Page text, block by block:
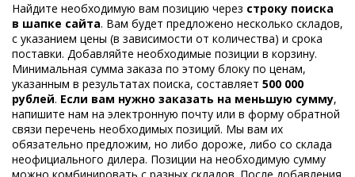
Найдите необходимую вам позицию через строку поиска
в шапке сайта. Вам будет предложено несколько складов,
с указанием цены (в зависимости от количества) и срока
поставки. Добавляйте необходимые позиции в корзину.
Минимальная сумма заказа по этому блоку по ценам,
указанным в результатах поиска, составляет 500 000
рублей. Если вам нужно заказать на меньшую сумму,
напишите нам на электронную почту или в форму обратной
связи перечень необходимых позиций. Мы вам их
обязательно предложим, но либо дороже, либо со склада
неофициального дилера. Позиции на необходимую сумму